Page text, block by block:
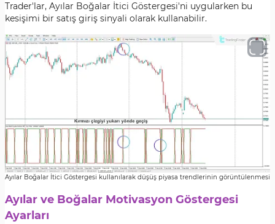
Trader'lar, Ayılar Boğalar İtici Göstergesi'ni uygularken bu
kesişimi bir satış giriş sinyali olarak kullanabilir.
Ayılar Boğalar İtici Göstergesi kullanılarak düşüş piyasa trendlerinin görüntülenmesi
Ayılar ve Boğalar Motivasyon Göstergesi
Ayarları